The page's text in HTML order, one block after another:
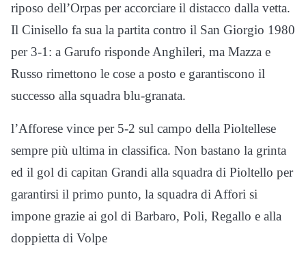
riposo dell’Orpas per accorciare il distacco dalla vetta.
Il Cinisello fa sua la partita contro il San Giorgio 1980
per 3-1: a Garufo risponde Anghileri, ma Mazza e
Russo rimettono le cose a posto e garantiscono il
successo alla squadra blu-granata.
l’Afforese vince per 5-2 sul campo della Pioltellese
sempre più ultima in classifica. Non bastano la grinta
ed il gol di capitan Grandi alla squadra di Pioltello per
garantirsi il primo punto, la squadra di Affori si
impone grazie ai gol di Barbaro, Poli, Regallo e alla
doppietta di Volpe